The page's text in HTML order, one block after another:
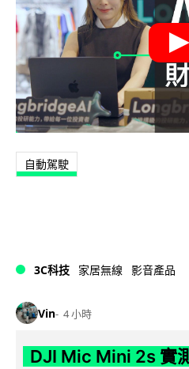
自動駕駛
3C科技 家居無線 影音產品
Vin 4 小時
DJI Mic Mini 2s 實